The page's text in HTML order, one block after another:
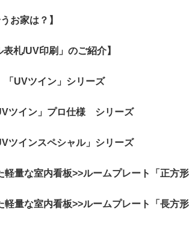
お家は？】
札/UV印刷」のご紹介】
UVツイン」シリーズ
ツイン」プロ仕様 シリーズ
ツインスペシャル」シリーズ
量な室内看板>>ルームプレート「正方形
軽量な室内看板>>ルームプレート「長方